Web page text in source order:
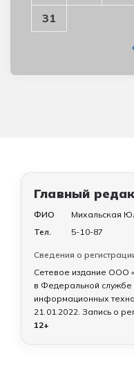
31
Главный
ФИО
Михальская
Тел.
5-10-87
Сведения о
Сетевое издание ООО
в Федеральной службе
информационных
21.01.2022. Запись о
12+